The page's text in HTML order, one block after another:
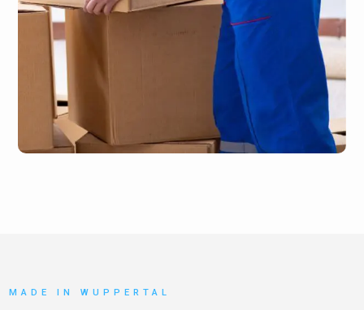
MADE IN WUPPERTAL